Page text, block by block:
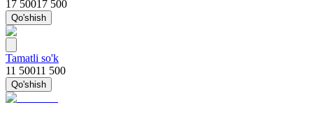
17 50017 500
Qo'shish
Tamatli so'k
11 50011 500
Qo'shish